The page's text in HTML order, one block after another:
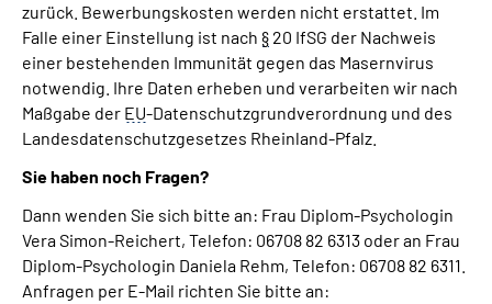
zurück. Bewerbungskosten werden nicht erstattet. Im
Falle einer Einstellung ist nach § 20 IfSG der Nachweis
einer bestehenden Immunität gegen das Masernvirus
notwendig. Ihre Daten erheben und verarbeiten wir nach
Maßgabe der EU-Datenschutzgrundverordnung und des
Landesdatenschutzgesetzes Rheinland-Pfalz.
Sie haben noch Fragen?
Dann wenden Sie sich bitte an: Frau Diplom-Psychologin
Vera Simon-Reichert, Telefon: 06708 82 6313 oder an Frau
Diplom-Psychologin Daniela Rehm, Telefon: 06708 82 6311.
Anfragen per E-Mail richten Sie bitte an: